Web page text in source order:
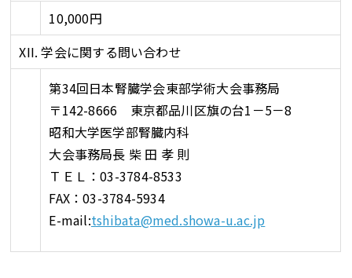
10,000円
XII. 学会に関する問い合わせ
第34回日本腎臓学会東部学術大会事務局
〒142-8666 東京都品川区旗の台1－5－8
昭和大学医学部腎臓内科
大会事務局長 柴 田 孝 則
ＴＥＬ：03-3784-8533
FAX：03-3784-5934
E-mail:tshibata@med.showa-u.ac.jp